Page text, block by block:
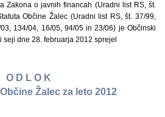
Zakona o javnih financah (Uradni list RS, št.
Občine Žalec (Uradni list RS, št. 37/99,
134/04, 16/05, 94/05 in 23/06) je Občinski
dne 28. februarja 2012 sprejel
O D L O K
Žalec za leto 2012